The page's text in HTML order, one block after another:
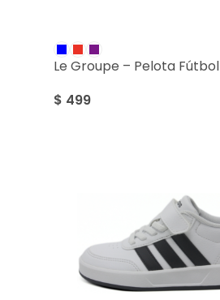
Le Groupe – Pelota Fútbol
$ 499